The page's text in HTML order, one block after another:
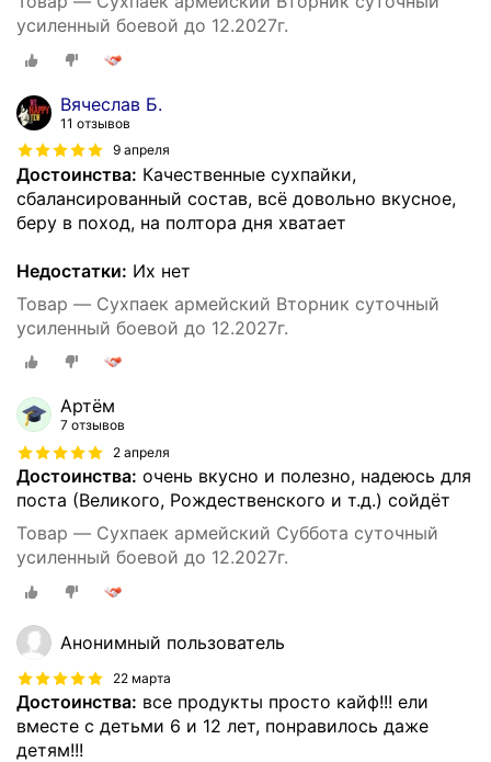
усиленный боевой до 12.2027г.
Вячеслав Б.
11 отзывов
9 апреля
Достоинства: Качественные сухпайки,
сбалансированный состав, всë довольно вкусное,
беру в поход, на полтора дня хватает
Недостатки: Их нет
Товар — Сухпаек армейский Вторник суточный
усиленный боевой до 12.2027г.
Артём
7 отзывов
2 апреля
Достоинства: очень вкусно и полезно, надеюсь для
поста (Великого, Рождественского и т.д.) сойдёт
Товар — Сухпаек армейский Суббота суточный
усиленный боевой до 12.2027г.
Анонимный пользователь
22 марта
Достоинства: все продукты просто кайф!!! ели
вместе с детьми 6 и 12 лет, понравилось даже
детям!!!